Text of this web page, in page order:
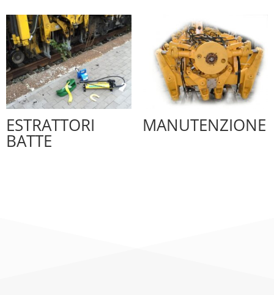
ESTRATTORI
BATTE
MANUTENZIONE